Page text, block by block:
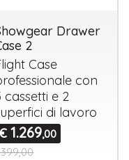
Drawer
2
Case
con
cassetti e 2
di lavoro
1.269,00